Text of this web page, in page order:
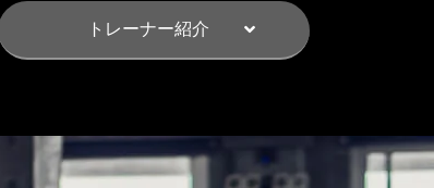
トレーナー紹介